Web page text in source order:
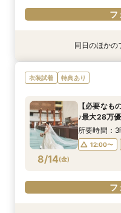
フ
8/13(木)
《オンライ
特典付き
18:00〜
特典あり
8/13(木)
【平日限定
限定特典付き
12:00〜
8/13(木)
スマホ・PC
のご相談も大
12:00〜
同日のほかの
衣装試着 特典あり
8/14(金)
【必要なも
♪最大28万
所要時間：
12:00〜
フ